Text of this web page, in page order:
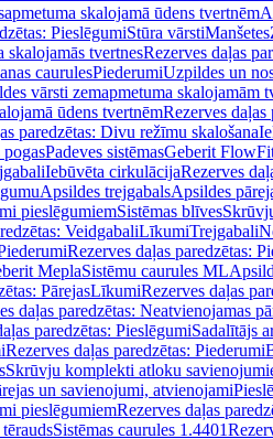
skalojamā ūdens tvertnēm
PieslēgumiStūra vārstiManšetes
skalojamās tvertnesRezerves daļas
caurulesPiederumiUzpildes un
vārsti zemapmetuma skalojamām
ūdens tvertnēmRezerves
paredzētas: Divu režīmu skalošana
pogasPadeves sistēmasGeberit
Iebūvēta cirkulācijaRezerves
Apsildes trejgabalsApsildes
pieslēgumiemSistēmas blīves
VeidgabaliLīkumiTrejgabali
Rezerves daļas paredzētas:
MeplaSistēmu caurules ML
PārejasLīkumiRezerves daļas
daļas paredzētas: Neatvienojamas
paredzētas: PieslēgumiSadalītājs
Rezerves daļas paredzētas: Piederumi
Skrūvju komplekti atloku
un savienojumi, atvienojami
pieslēgumiemRezerves daļas
Sistēmas caurules 1.4401